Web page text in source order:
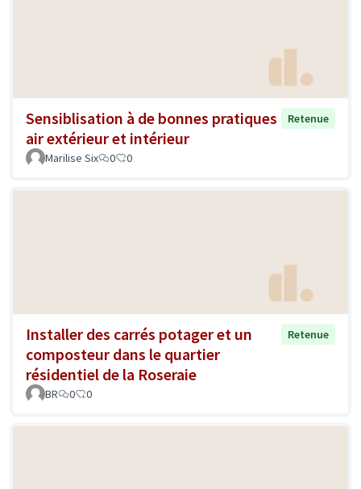
Sensiblisation à de bonnes pratiques
air extérieur et intérieur
Retenue
Marilise Six 0 0
Installer des carrés potager et un
composteur dans le quartier
résidentiel de la Roseraie
Retenue
BR 0 0